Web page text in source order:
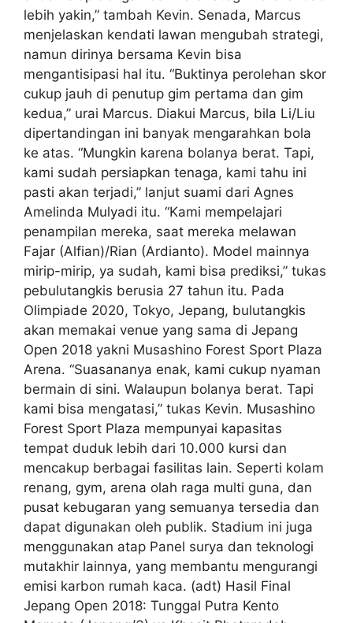
lebih yakin,” tambah Kevin. Senada, Marcus
menjelaskan kendati lawan mengubah strategi,
namun dirinya bersama Kevin bisa
mengantisipasi hal itu. “Buktinya perolehan skor
cukup jauh di penutup gim pertama dan gim
kedua,” urai Marcus. Diakui Marcus, bila Li/Liu
dipertandingan ini banyak mengarahkan bola
ke atas. “Mungkin karena bolanya berat. Tapi,
kami sudah persiapkan tenaga, kami tahu ini
pasti akan terjadi,” lanjut suami dari Agnes
Amelinda Mulyadi itu. “Kami mempelajari
penampilan mereka, saat mereka melawan
Fajar (Alfian)/Rian (Ardianto). Model mainnya
mirip-mirip, ya sudah, kami bisa prediksi,” tukas
pebulutangkis berusia 27 tahun itu. Pada
Olimpiade 2020, Tokyo, Jepang, bulutangkis
akan memakai venue yang sama di Jepang
Open 2018 yakni Musashino Forest Sport Plaza
Arena. “Suasananya enak, kami cukup nyaman
bermain di sini. Walaupun bolanya berat. Tapi
kami bisa mengatasi,” tukas Kevin. Musashino
Forest Sport Plaza mempunyai kapasitas
tempat duduk lebih dari 10.000 kursi dan
mencakup berbagai fasilitas lain. Seperti kolam
renang, gym, arena olah raga multi guna, dan
pusat kebugaran yang semuanya tersedia dan
dapat digunakan oleh publik. Stadium ini juga
menggunakan atap Panel surya dan teknologi
mutakhir lainnya, yang membantu mengurangi
emisi karbon rumah kaca. (adt) Hasil Final
Jepang Open 2018: Tunggal Putra Kento